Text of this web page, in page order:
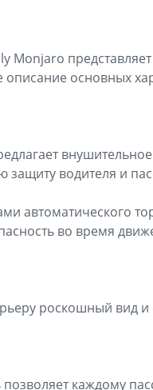
Monjaro
основных
водителя и
автоматического
во время
роскошный вид и
каждому